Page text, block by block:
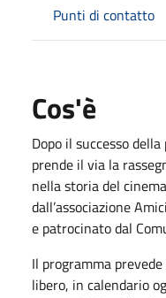
Punti di contatto
Cos'è
Dopo il successo
prende il via la
nella storia del
dall’associazione
e patrocinato dal
Il programma
libero, in calendario